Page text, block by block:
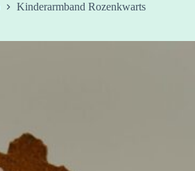
Kinderarmband Rozenkwarts